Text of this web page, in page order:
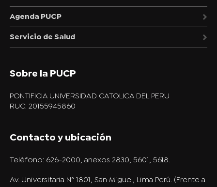
Agenda PUCP
Servicio de Salud
Sobre la PUCP
PONTIFICIA UNIVERSIDAD CATOLICA DEL PERU
RUC: 20155945860
Contacto y ubicación
Teléfono: 626-2000, anexos 2830, 5601, 5618.
Av. Universitaria N° 1801, San Miguel, Lima Perú. (Frente a